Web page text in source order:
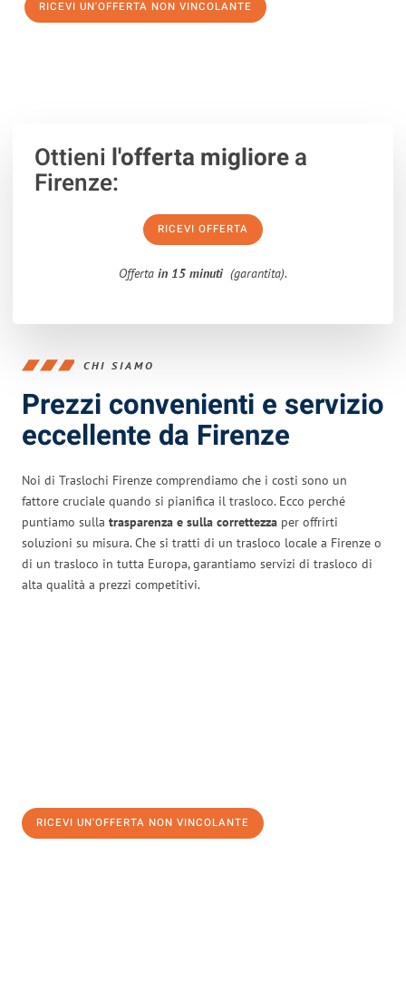
RICEVI UN'OFFERTA NON VINCOLANTE
Ottieni l'offerta migliorea
Firenze:
RICEVI OFFERTA
Offerta in 15 minuti (garantita).
CHI SIAMO
Prezzi convenienti e servizio
eccellente da Firenze
Noi di Traslochi Firenze comprendiamo che i costi sono un
fattore cruciale quando si pianifica il trasloco. Ecco perché
puntiamo sulla trasparenza e sulla correttezza per offrirti
soluzioni su misura. Che si tratti di un trasloco locale a Firenze o
di un trasloco in tutta Europa, garantiamo servizi di trasloco di
alta qualità a prezzi competitivi.
RICEVI UN'OFFERTA NON VINCOLANTE